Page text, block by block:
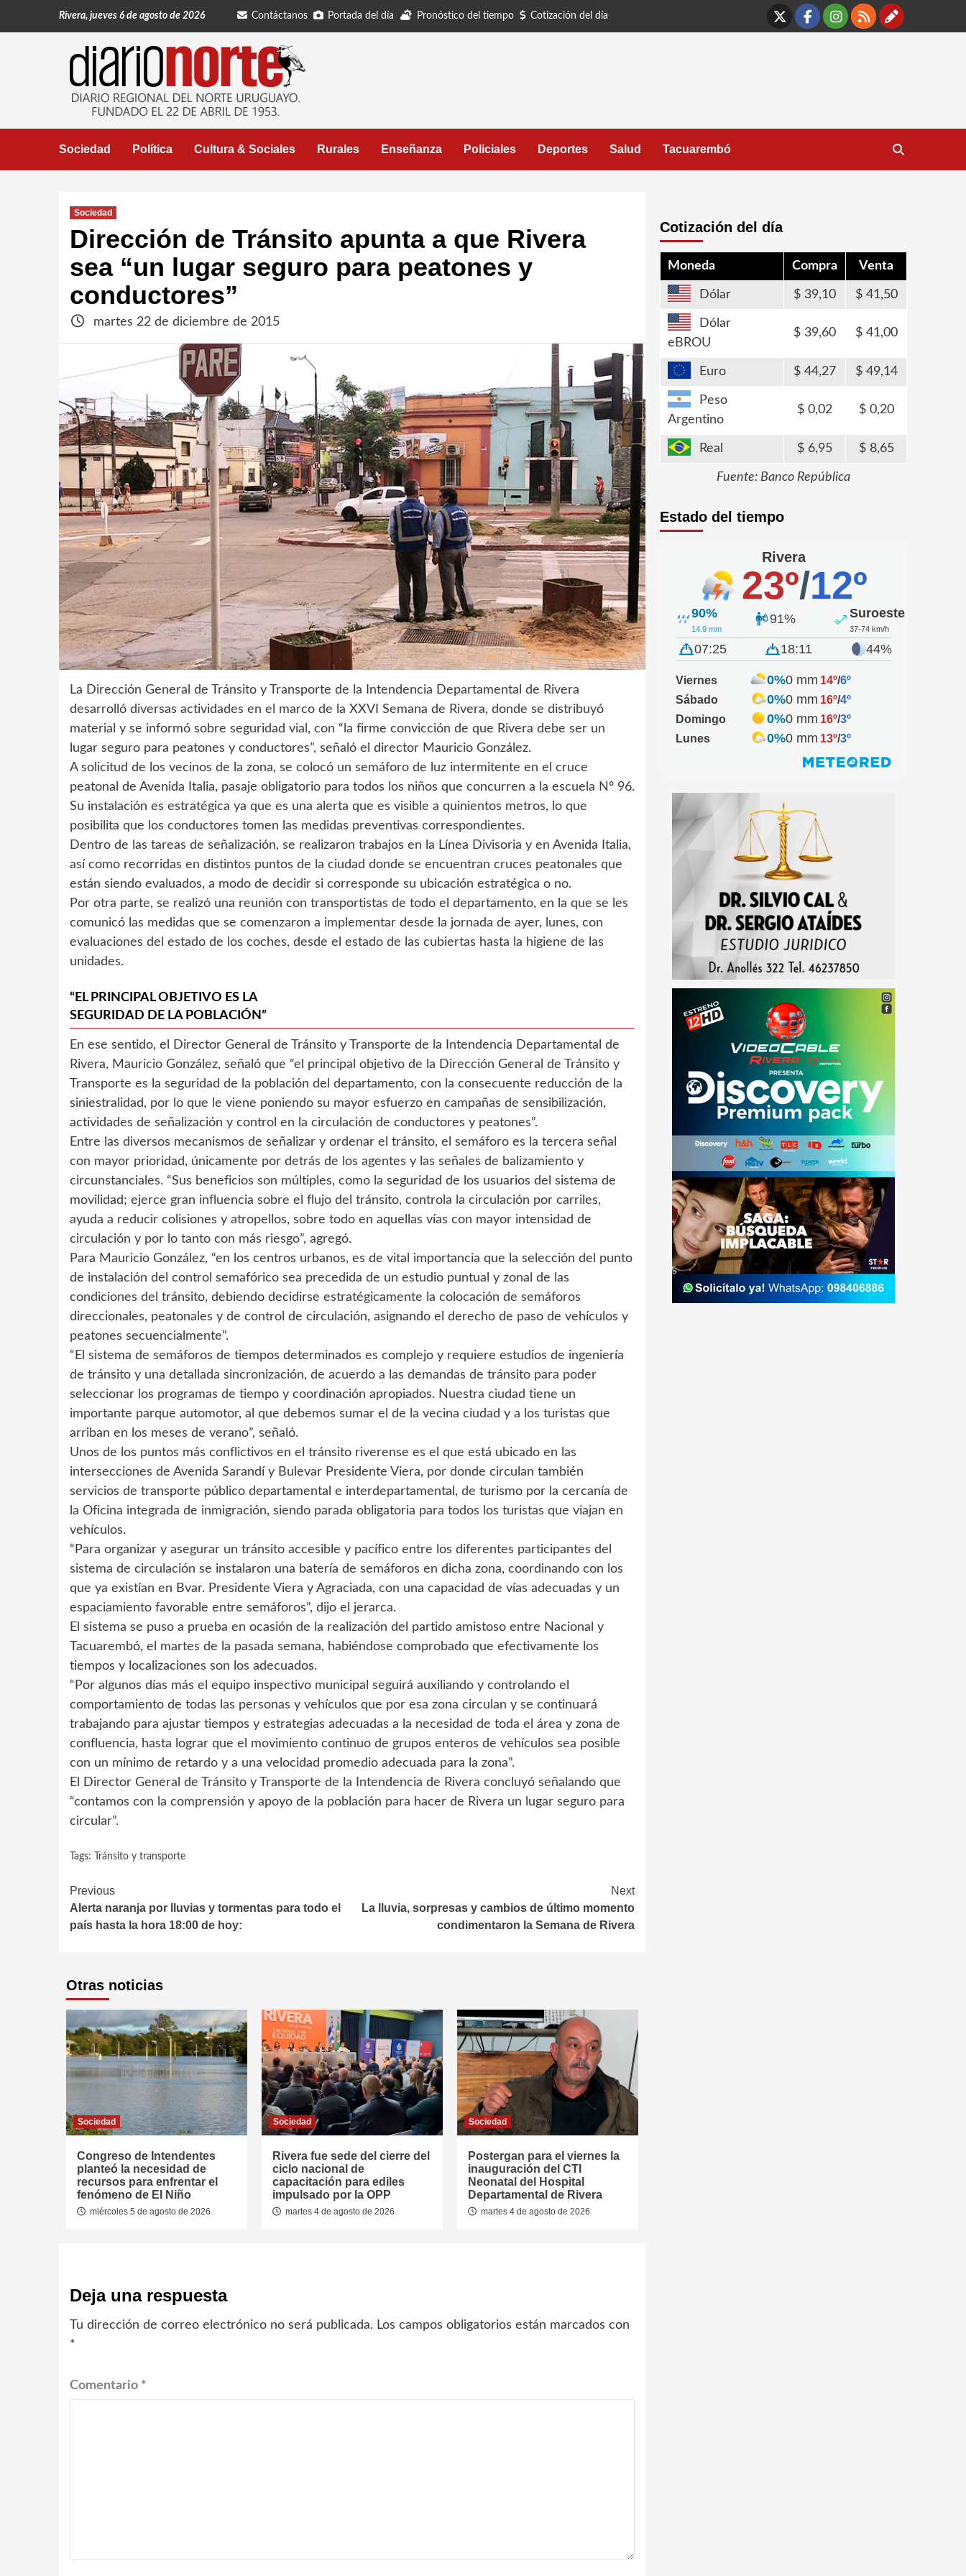
Rivera, jueves 6 de agosto de 2026 Contáctanos Portada del día Pronóstico del tiempo Cotización del día
X Facebook
Instagram
RSS
Sociedad Política Cultura & Sociales Rurales Enseñanza Policiales Deportes Salud Tacuarembó
Sociedad
Dirección de Tránsito apunta a que Rivera
sea “un lugar seguro para peatones y
conductores”
martes 22 de diciembre de 2015
La Dirección General de Tránsito y Transporte de la Intendencia Departamental de Rivera
desarrolló diversas actividades en el marco de la XXVI Semana de Rivera, donde se distribuyó
material y se informó sobre seguridad vial, con “la firme convicción de que Rivera debe ser un
lugar seguro para peatones y conductores”, señaló el director Mauricio González.
A solicitud de los vecinos de la zona, se colocó un semáforo de luz intermitente en el cruce
peatonal de Avenida Italia, pasaje obligatorio para todos los niños que concurren a la escuela Nº 96.
Su instalación es estratégica ya que es una alerta que es visible a quinientos metros, lo que
posibilita que los conductores tomen las medidas preventivas correspondientes.
Dentro de las tareas de señalización, se realizaron trabajos en la Línea Divisoria y en Avenida Italia,
así como recorridas en distintos puntos de la ciudad donde se encuentran cruces peatonales que
están siendo evaluados, a modo de decidir si corresponde su ubicación estratégica o no.
Por otra parte, se realizó una reunión con transportistas de todo el departamento, en la que se les
comunicó las medidas que se comenzaron a implementar desde la jornada de ayer, lunes, con
evaluaciones del estado de los coches, desde el estado de las cubiertas hasta la higiene de las
unidades.
“EL PRINCIPAL OBJETIVO ES LA
SEGURIDAD DE LA POBLACIÓN”
En ese sentido, el Director General de Tránsito y Transporte de la Intendencia Departamental de
Rivera, Mauricio González, señaló que “el principal objetivo de la Dirección General de Tránsito y
Transporte es la seguridad de la población del departamento, con la consecuente reducción de la
siniestralidad, por lo que le viene poniendo su mayor esfuerzo en campañas de sensibilización,
actividades de señalización y control en la circulación de conductores y peatones”.
Entre las diversos mecanismos de señalizar y ordenar el tránsito, el semáforo es la tercera señal
con mayor prioridad, únicamente por detrás de los agentes y las señales de balizamiento y
circunstanciales. “Sus beneficios son múltiples, como la seguridad de los usuarios del sistema de
movilidad; ejerce gran influencia sobre el flujo del tránsito, controla la circulación por carriles,
ayuda a reducir colisiones y atropellos, sobre todo en aquellas vías con mayor intensidad de
circulación y por lo tanto con más riesgo”, agregó.
Para Mauricio González, “en los centros urbanos, es de vital importancia que la selección del punto
de instalación del control semafórico sea precedida de un estudio puntual y zonal de las
condiciones del tránsito, debiendo decidirse estratégicamente la colocación de semáforos
direccionales, peatonales y de control de circulación, asignando el derecho de paso de vehículos y
peatones secuencialmente”.
“El sistema de semáforos de tiempos determinados es complejo y requiere estudios de ingeniería
de tránsito y una detallada sincronización, de acuerdo a las demandas de tránsito para poder
seleccionar los programas de tiempo y coordinación apropiados. Nuestra ciudad tiene un
importante parque automotor, al que debemos sumar el de la vecina ciudad y a los turistas que
arriban en los meses de verano”, señaló.
Unos de los puntos más conflictivos en el tránsito riverense es el que está ubicado en las
intersecciones de Avenida Sarandí y Bulevar Presidente Viera, por donde circulan también
servicios de transporte público departamental e interdepartamental, de turismo por la cercanía de
la Oficina integrada de inmigración, siendo parada obligatoria para todos los turistas que viajan en
vehículos.
“Para organizar y asegurar un tránsito accesible y pacífico entre los diferentes participantes del
sistema de circulación se instalaron una batería de semáforos en dicha zona, coordinando con los
que ya existían en Bvar. Presidente Viera y Agraciada, con una capacidad de vías adecuadas y un
espaciamiento favorable entre semáforos”, dijo el jerarca.
El sistema se puso a prueba en ocasión de la realización del partido amistoso entre Nacional y
Tacuarembó, el martes de la pasada semana, habiéndose comprobado que efectivamente los
tiempos y localizaciones son los adecuados.
“Por algunos días más el equipo inspectivo municipal seguirá auxiliando y controlando el
comportamiento de todas las personas y vehículos que por esa zona circulan y se continuará
trabajando para ajustar tiempos y estrategias adecuadas a la necesidad de toda el área y zona de
confluencia, hasta lograr que el movimiento continuo de grupos enteros de vehículos sea posible
con un mínimo de retardo y a una velocidad promedio adecuada para la zona”.
El Director General de Tránsito y Transporte de la Intendencia de Rivera concluyó señalando que
“contamos con la comprensión y apoyo de la población para hacer de Rivera un lugar seguro para
circular”.
Tags: Tránsito y transporte
Continue
Reading
Previous
Alerta naranja por lluvias y tormentas para todo el
país hasta la hora 18:00 de hoy:
Next
La lluvia, sorpresas y cambios de último momento
condimentaron la Semana de Rivera
Otras noticias
Sociedad
Congreso de Intendentes
planteó la necesidad de
recursos para enfrentar el
fenómeno de El Niño
miércoles 5 de agosto de 2026
Sociedad
Rivera fue sede del cierre del
ciclo nacional de
capacitación para ediles
impulsado por la OPP
martes 4 de agosto de 2026
Sociedad
Postergan para el viernes la
inauguración del CTI
Neonatal del Hospital
Departamental de Rivera
martes 4 de agosto de 2026
Deja una respuesta
Tu dirección de correo electrónico no será publicada. Los campos obligatorios están marcados con
*
Comentario *
Cotización del día
Moneda Compra Venta
Dólar 39,10 41,50
Dólar
eBROU
39,60 41,00
Euro 44,27 49,14
Peso
Argentino
0,02 0,20
Real 6,95 8,65
Fuente: Banco República
Estado del tiempo
Rivera
23º/12º
90%
14.9 mm
91% Suroeste
37-74 km/h
07:25 18:11 44%
Viernes 0%0 mm 14º/6º
Sábado
0%0 mm 16º/4º
Domingo
0%0 mm 16º/3º
Lunes
0%0 mm 13º/3º